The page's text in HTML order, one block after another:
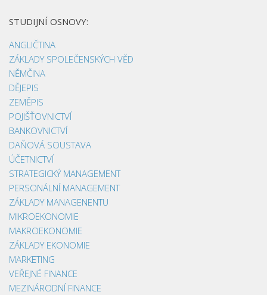
STUDIJNÍ OSNOVY:
ANGLIČTINA
ZÁKLADY SPOLEČENSKÝCH VĚD
NĚMČINA
DĚJEPIS
ZEMĚPIS
POJIŠŤOVNICTVÍ
BANKOVNICTVÍ
DAŇOVÁ SOUSTAVA
ÚČETNICTVÍ
STRATEGICKÝ MANAGEMENT
PERSONÁLNÍ MANAGEMENT
ZÁKLADY MANAGENENTU
MIKROEKONOMIE
MAKROEKONOMIE
ZÁKLADY EKONOMIE
MARKETING
VEŘEJNÉ FINANCE
MEZINÁRODNÍ FINANCE